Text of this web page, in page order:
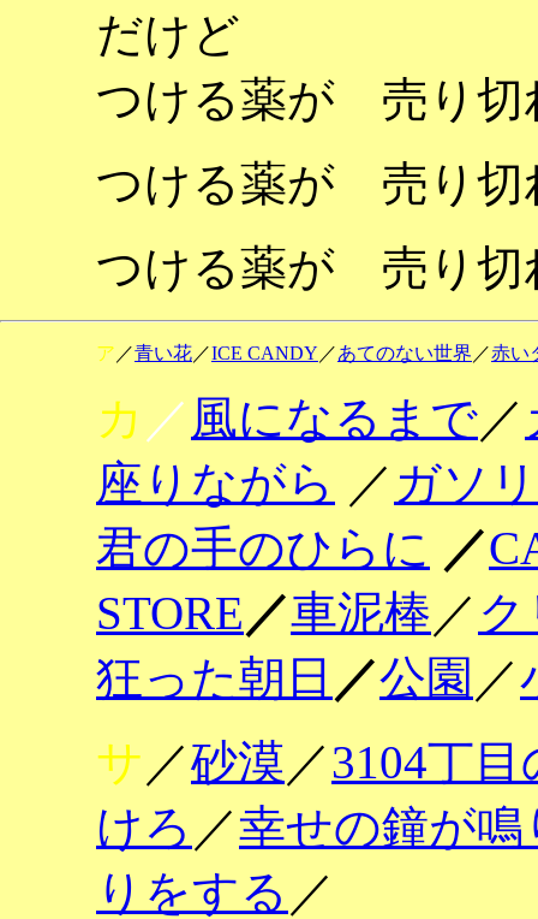
だけど
つける薬が 売り切
つける薬が 売り切
つける薬が 売り切
ア ／青い花／ICE CANDY ／あてのない世界 ／赤い
カ ／ 風になるまで／
座りながら ／ ガソ
君の手のひらに ／
STORE／車泥棒／
狂った朝日 ／公園 ／
サ ／砂漠／3104丁
けろ ／幸せの鐘が
りをする ／